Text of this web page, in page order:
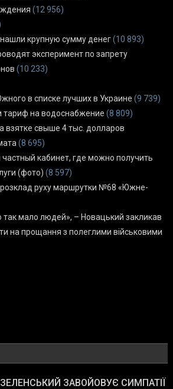
(12 956)
крупную сумму денег(10 893)
эксперимент по запрету
(10 233)
в списке лучших в Украине (9 739)
на водоснабжение (8 809)
свыше 4 тыс. долларов
(8 695)
кабинет, где можно получить
(фото) (8 597)
руху маршрутки №68 «Южне-
мало людей», – Новацький закликав
на прощання з полеглими військовими
ЗЕЛЕНСЬКИЙ ЗАВОЙОВУЄ СИМПАТІЇ